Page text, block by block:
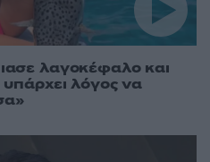
λαγοκέφαλο και
λόγος να